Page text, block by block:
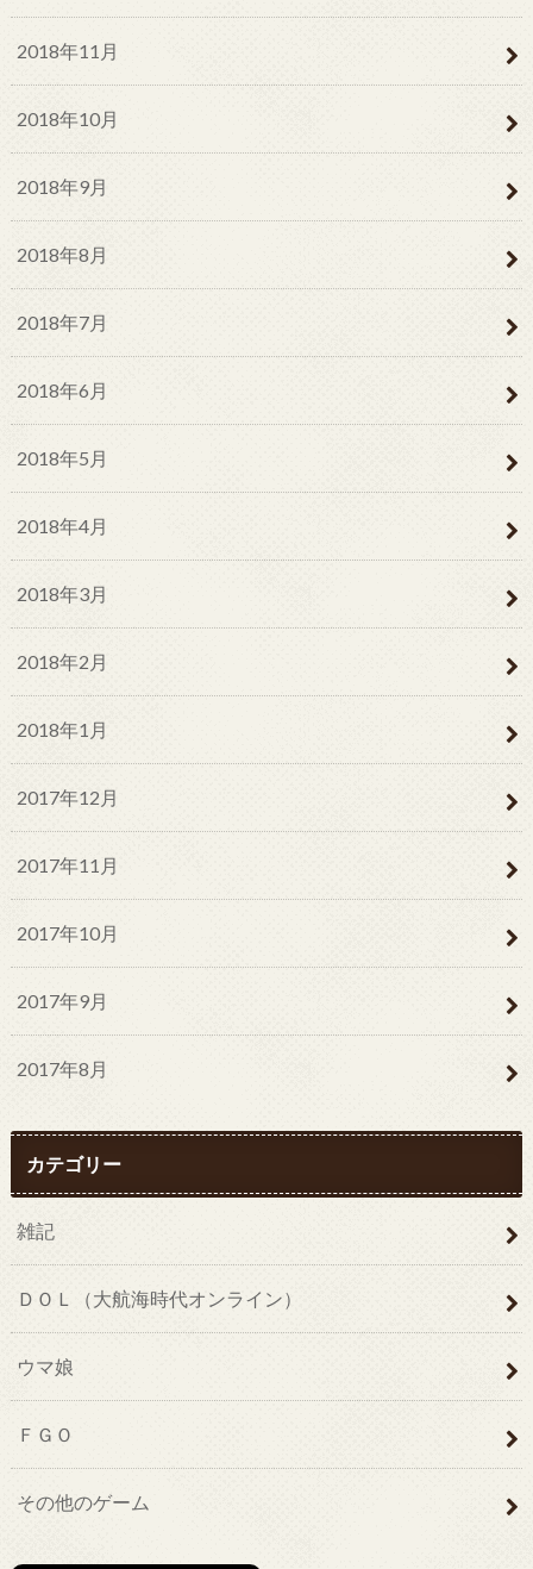
2018年11月
2018年10月
2018年9月
2018年8月
2018年7月
2018年6月
2018年5月
2018年4月
2018年3月
2018年2月
2018年1月
2017年12月
2017年11月
2017年10月
2017年9月
2017年8月
カテゴリー
雑記
ＤＯＬ（大航海時代オンライン）
ウマ娘
ＦＧＯ
その他のゲーム